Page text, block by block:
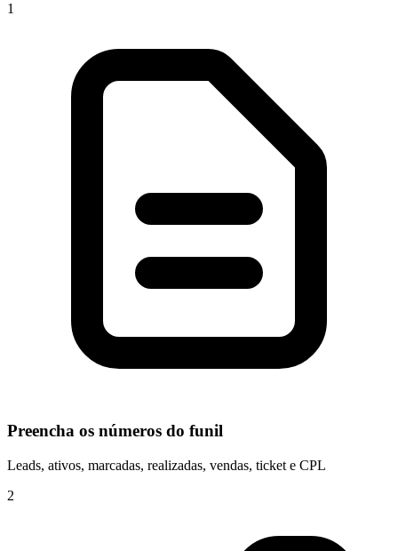
1
Preencha os números do funil
Leads, ativos, marcadas, realizadas, vendas, ticket e CPL
2